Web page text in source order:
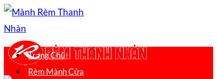
Bỏ
qua
nội
dung
Trang Chủ
Rèm Mành Cửa